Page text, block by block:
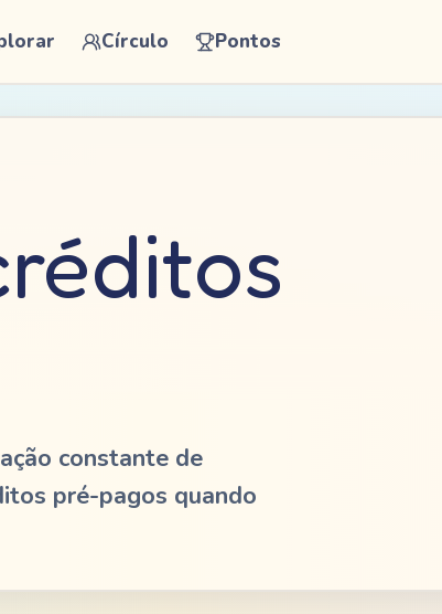
Círculo Pontos
constante de
pré-pagos quando